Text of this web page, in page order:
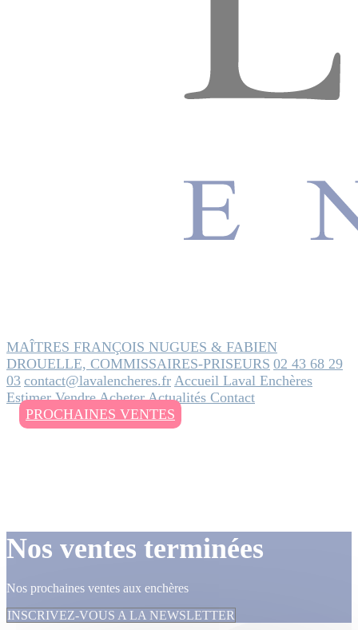
MAÎTRES FRANÇOIS NUGUES & FABIEN
DROUELLE, COMMISSAIRES-PRISEURS 02 43 68 29
03 contact@lavalencheres.fr Accueil Laval Enchères
EstimerVendreAcheterActualités Contact
PROCHAINES VENTES
Nos ventes terminées
Nos prochaines ventes aux enchères
INSCRIVEZ-VOUS A LA NEWSLETTER